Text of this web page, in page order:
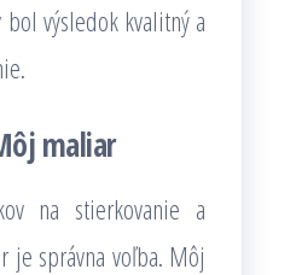
výsledok kvalitný a
maliar
na stierkovanie a
je správna voľba. Môj